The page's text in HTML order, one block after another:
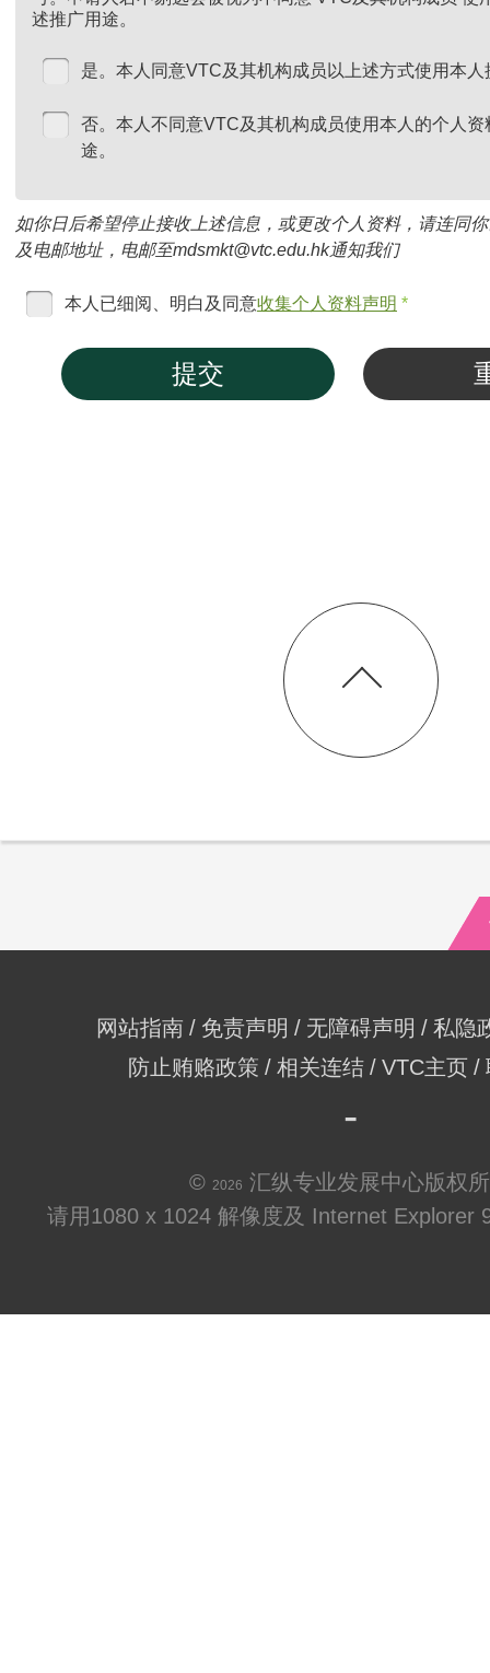
述推广用途。
是。本人同意VTC及其机构成员以上述方式使用本
否。本人不同意VTC及其机构成员使用本人的个人
途。
如你日后希望停止接收上述信息，或更改个人资料，请连同
及电邮地址，电邮至mdsmkt@vtc.edu.hk通知我们
本人已细阅、明白及同意收集个人资料声明 *
提交
网站指南 免责声明 无障碍声明
私隐
防止贿赂政策
相关连结 VTC主页
© 2026 汇纵专业发展中心版权
请用1080 x 1024 解像度及 Internet Explorer